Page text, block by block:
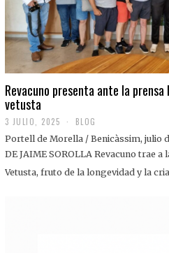
Revacuno presenta ante la
vetusta
3 JULIO, 2025
J
U
I
BLOG
Portell de Morella / Benicàssim, julio
DE JAIME SOROLLA Revacuno trae a
Vetusta, fruto de la longevidad y la